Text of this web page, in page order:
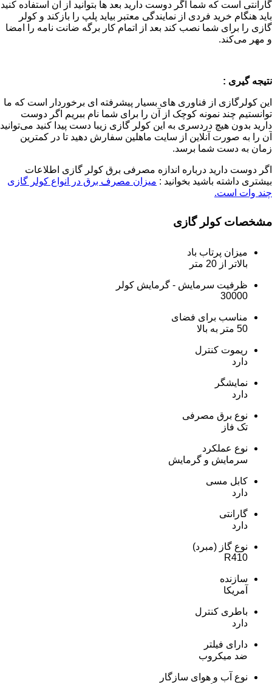
گارانتی است که شما اگر دوست دارید بعد ها بتوانید از آن استفاده کنید
باید هنگام خرید فردی از نمایندگی معتبر بیاید پلپ را بازکند و کولر
گازی را برای شما نصب کند بعد از اتمام کار برگه ضانت نامه را امضا
و مهر می‌کند.
نتیجه گیری :
این کولرگازی از فناوری های بسیار پیشرفته ای برخوردار است که ما
توانستیم چند نمونه کوچک از آن را برای شما نام ببریم اگر دوست
دارید بدون هیچ دردسری به این کولر گازی زیبا دست پیدا کنید می‌توانید
آن را به صورت آنلاین از سایت ماهلین سفارش دهید تا در کمترین
زمان به دست شما برسد.
اگر دوست دارید درباره اندازه مصرفی برق کولر گازی اطلاعات
بیشتری داشته باشید بخوانید : میزان مصرف برق در انواع کولر گازی
چند وات است.
مشخصات کولر گازی
میزان پرتاب باد
بالاتر از 20 متر
ظرفیت سرمایش - گرمایش کولر
30000
مناسب برای فضای
50 متر به بالا
ریموت کنترل
دارد
نمایشگر
دارد
نوع برق مصرفی
تک فاز
نوع عملکرد
سرمایش و گرمایش
کابل مسی
دارد
گارانتی
دارد
نوع گاز (مبرد)
R410
سازنده
آمریکا
باطری کنترل
دارد
دارای فیلتر
ضد میکروب
نوع آب و هوای سازگار